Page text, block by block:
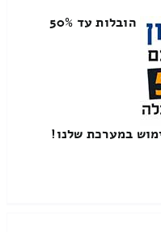
הובלות עד 50%
במערכת שלנו!